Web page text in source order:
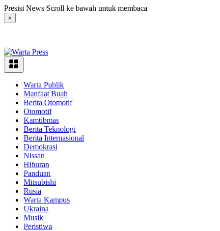
Langsung
ke
konten
Presisi News Scroll ke bawah untuk membaca
×
Warta Publik
Manfaat Buah
Berita Otomotif
Otomotif
Kamtibmas
Berita Teknologi
Berita Internasional
Demokrasi
Nissan
Hiburan
Panduan
Mitsubishi
Rusia
Warta Kampus
Ukraina
Musik
Peristiwa